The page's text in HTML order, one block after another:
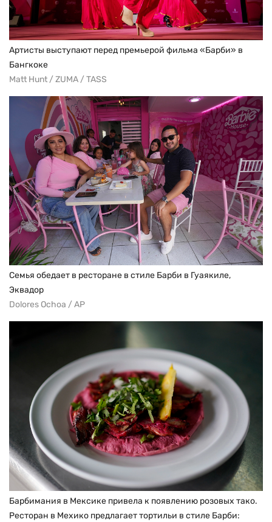
Артисты выступают перед премьерой фильма «Барби» в
Бангкоке
Matt Hunt / ZUMA / TASS
Семья обедает в ресторане в стиле Барби в Гуаякиле,
Эквадор
Dolores Ochoa / AP
Барбимания в Мексике привела к появлению розовых тако.
Ресторан в Мехико предлагает тортильи в стиле Барби: